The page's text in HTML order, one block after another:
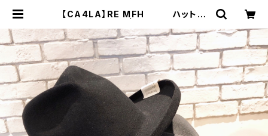
【CA4LA】RE MFH ハット
SHAPPO（シャッポ）